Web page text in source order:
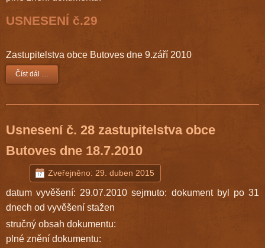
USNESENÍ č.29
Zastupitelstva obce Butoves dne 9.září 2010
Číst dál …
Usnesení č. 28 zastupitelstva obce
Butoves dne 18.7.2010
Zveřejněno: 29. duben 2015
datum vyvěšení: 29.07.2010 sejmuto: dokument byl po 31
dnech od vyvěšení stažen
stručný obsah dokumentu:
plné znění dokumentu: